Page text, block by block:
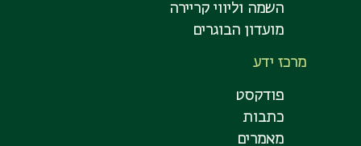
מרכז ידע
פודקסט
כתבות
מאמרים
השמה וליווי קריירה
מועדון הבוגרים